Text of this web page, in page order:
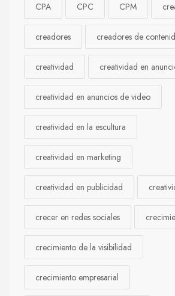
CPA CPC CPM
creadores creadores de
creatividad creatividad en
creatividad en anuncios de video
creatividad en la escultura
creatividad en marketing
creatividad en publicidad
crecer en redes sociales
crecimiento de la visibilidad
crecimiento empresarial